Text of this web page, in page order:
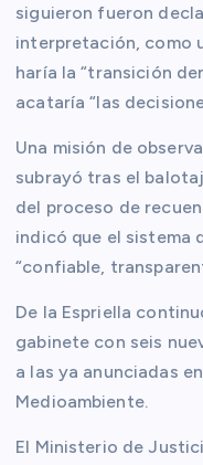
siguieron fueron
interpretación, como
haría la “transición
acataría “las
Una misión de
subrayó tras el
del proceso de
indicó que el sistema
“confiable,
De la Espriella
gabinete con seis
a las ya anunciadas
Medioambiente.
El Ministerio de